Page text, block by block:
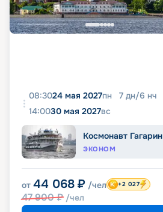
08:3024 мая 2027пн 7 дн/6 нч
14:0030 мая 2027вс
Космонавт Гагарин
ЭКОНОМ
от 44 068 ₽ /чел
47 900₽ /чел
+2 027